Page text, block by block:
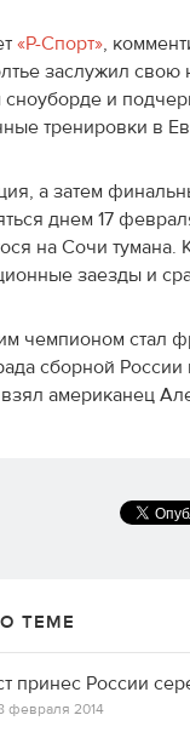
«Р-Спорт»,
заслужил свою
и
тренировки в
а затем
днем 17
на Сочи
заезды и
чемпионом стал
сборной
американец
ТЕМЕ
принес России
февраля 2014